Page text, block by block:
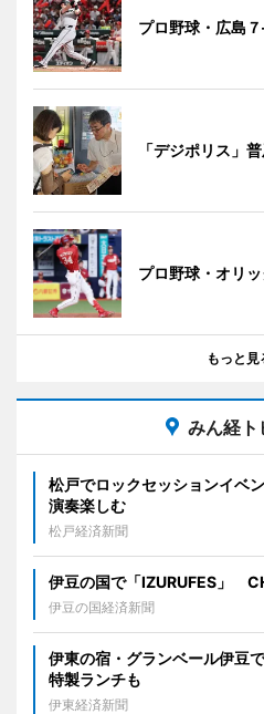
プロ野球・広島
「デジポリス」
プロ野球・オリ
もっと見
みん経ト
松戸でロックセッションイベ
演奏楽しむ
松戸経済新聞
伊豆の国で「IZURUFES」
伊豆の国経済新聞
伊東の宿・グランベール伊豆
特製ランチも
伊東経済新聞